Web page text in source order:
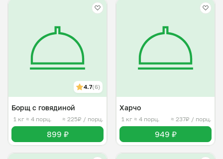
4.7(6)
Борщ с говядиной
1 кг ≈ 4 порц. ≈ 225₽ / порц.
899 ₽
Харчо
1 кг ≈ 4 порц. ≈ 237₽ / порц.
949 ₽